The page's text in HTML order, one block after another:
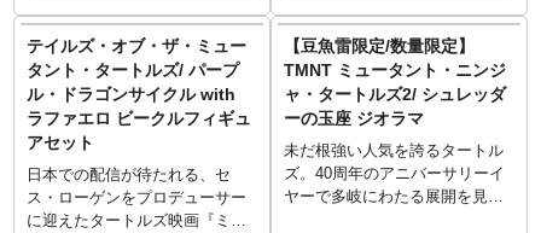
© 2024 Amazon Content
Services LLC and A24 Films
LLC.
ーグ、ロックとカオティックな
世界観に漂う80年代感がたまら
ないオープニング映像をぜひ体
験してみてください。
※スーパー7…
ュアファンにはたまらない、
『シルバーホークス』フィギュ
アがスーパー7の手によって現代
にカムバックします！
こちらは名前の通り「分子」を
モチーフにしたキャラクター
で、丸っこい見た目ですがリン
ボギャラクシーの中でも変装を
得意とする指折りの悪、モレキ
ュラが、当時「ケナー社による
ュアファンにはたまらない、
『シルバーホークス』フィギュ
アがスーパー7の手によって現代
にカムバックします！
司令官スターゲイザー率いる
「シルバーホークス」では異色
な、ギターを武器とするブルー
グラスが、当時「ケナー社によ
るフィギュア化」されたTOYか
テイルズ・オブ・ザ・ミュー
タント・タートルズ/ パープ
ル・ドラゴンサイクル with
ラファエロ ビークルフィギュ
アセット
日本での配信が待たれる、セ
ス・ローゲンをプロデューサー
に迎えたタートルズ映画『ミュ
【豆魚雷限定/数量限定】
TMNT ミュータント・ニンジ
ャ・タートルズ2/ シュレッダ
ーの玉座 ジオラマ
未だ根強い人気を誇るタートル
ズ。40周年のアニバーサリーイ
ヤーで多岐にわたる展開を見せ